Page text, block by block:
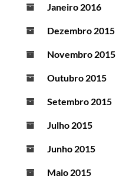
Janeiro 2016
Dezembro 2015
Novembro 2015
Outubro 2015
Setembro 2015
Julho 2015
Junho 2015
Maio 2015